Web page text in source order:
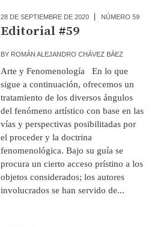
28 DE SEPTIEMBRE DE 2020 NÚMERO 59
Editorial #59
BY ROMÁN ALEJANDRO CHÁVEZ BÁEZ
Arte y Fenomenología En lo que
sigue a continuación, ofrecemos un
tratamiento de los diversos ángulos
del fenómeno artístico con base en las
vías y perspectivas posibilitadas por
el proceder y la doctrina
fenomenológica. Bajo su guía se
procura un cierto acceso prístino a los
objetos considerados; los autores
involucrados se han servido de...